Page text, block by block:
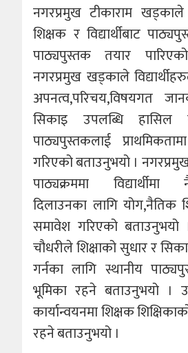
नगरप्रमुख टीकाराम खड्काले
शिक्षक र विद्यार्थीबाट
पाठ्यपुस्तक तयार
नगरप्रमुख खड्काले
अपनत्व,परिचय,विषयगत
सिकाइ उपलब्धि हासिल
पाठ्यपुस्तकलाई
गरिएको बताउनुभयो ।
पाठ्यक्रममा विद्यार्थीमा
दिलाउनका लागि योग,नैतिक
समावेश गरिएको बताउनुभयो
चौधरीले शिक्षाको सुधार र
गर्नका लागि स्थानीय
भूमिका रहने बताउनुभयो ।
कार्यान्वयनमा शिक्षक
रहने बताउनुभयो ।